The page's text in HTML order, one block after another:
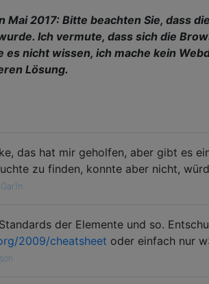
Mai 2017: Bitte beachten Sie, dass
Ich vermute, dass sich die
es nicht wissen, ich mache kein
Lösung.
das hat mir geholfen, aber gibt es
zu finden, konnte aber nicht,
der Elemente und so.
2009/cheatsheet oder einfach nur